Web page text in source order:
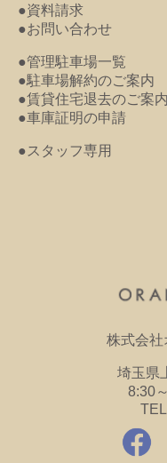
●資料請求
●お問い合わせ
●管理駐車場一覧
●駐車場解約のご案内
●賃貸住宅退去のご案内
●車庫証明の申請
●スタッフ専用
株式会社
埼玉県
8:30